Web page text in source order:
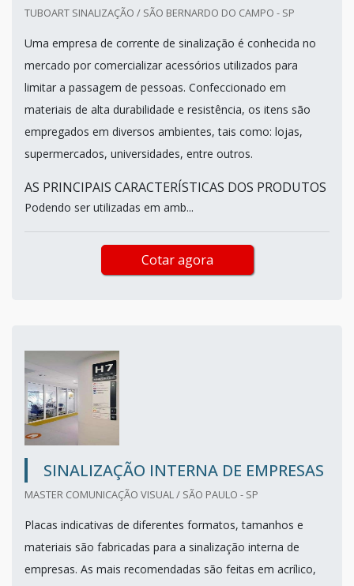
TUBOART SINALIZAÇÃO / SÃO BERNARDO DO CAMPO - SP
Uma empresa de corrente de sinalização é conhecida no
mercado por comercializar acessórios utilizados para
limitar a passagem de pessoas. Confeccionado em
materiais de alta durabilidade e resistência, os itens são
empregados em diversos ambientes, tais como: lojas,
supermercados, universidades, entre outros.
AS PRINCIPAIS CARACTERÍSTICAS DOS PRODUTOS
Podendo ser utilizadas em amb...
Cotar agora
SINALIZAÇÃO INTERNA DE EMPRESAS
MASTER COMUNICAÇÃO VISUAL / SÃO PAULO - SP
Placas indicativas de diferentes formatos, tamanhos e
materiais são fabricadas para a sinalização interna de
empresas. As mais recomendadas são feitas em acrílico,